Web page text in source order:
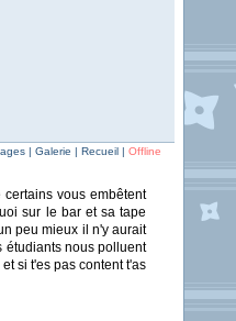
| Galerie | Recueil | Offline
vous embêtent
sur le bar et sa tape
peu mieux il n'y aurait
étudiants nous polluent
si t'es pas content t'as